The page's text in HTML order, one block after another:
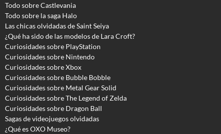
Todo sobre Castlevania
Todo sobre la saga Halo
Las chicas olvidadas de Saint Seiya
¿Qué ha sido de las modelos de Lara Croft?
Curiosidades sobre PlayStation
Curiosidades sobre Nintendo
Curiosidades sobre Xbox
Curiosidades sobre Bubble Bobble
Curiosidades sobre Metal Gear Solid
Curiosidades sobre The Legend of Zelda
Curiosidades sobre Dragon Ball
Sagas de videojuegos olvidadas
¿Qué es OXO Museo?